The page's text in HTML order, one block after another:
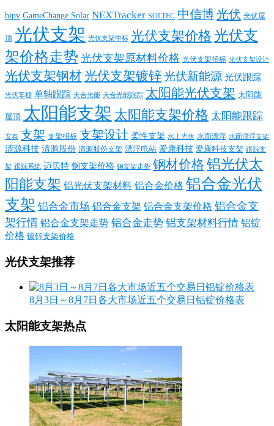
bipv GameChange Solar NEXTracker SOLTEC 中信博光伏 光伏屋
顶 光伏支架 光伏支架中标 光伏支架价格 光伏支
架价格走势 光伏支架原材料价格 光伏支架招标 光伏支架设计
光伏支架钢材光伏支架镀锌光伏新能源 光伏跟踪
光伏车棚 单轴跟踪 天合光能 天合光能跟踪 太阳能光伏支架 太阳能
屋顶 太阳能支架 太阳能支架价格 太阳能跟踪
安泰 支架 支架招标 支架设计 柔性支架 水上光伏 水面漂浮 水面漂浮支架
清源科技 清源股份 清源股份支架 漂浮电站 爱康科技 爱康科技支架 跟踪支
架 跟踪系统 迈贝特 钢支架价格 钢支架走势 钢材价格 铝光伏太
阳能支架 铝光伏支架材料 铝合金价格 铝合金光伏
支架 铝合金市场 铝合金支架 铝合金支架价格 铝合金支
架行情 铝合金支架走势 铝合金走势 铝支架材料行情 铝锭
价格 镀锌支架价格
光伏支架推荐
8月3日～8月7日各大市场近五个交易日铝锭价格表
太阳能支架热点